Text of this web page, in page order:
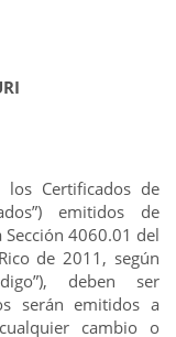
Certificados de
emitidos de
4060.01 del
de 2011, según
deben ser
serán emitidos a
cambio o